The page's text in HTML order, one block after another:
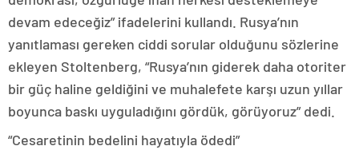
devam edeceğiz” ifadelerini kullandı. Rusya’nın
yanıtlaması gereken ciddi sorular olduğunu sözlerine
ekleyen Stoltenberg, “Rusya’nın giderek daha otoriter
bir güç haline geldiğini ve muhalefete karşı uzun yıllar
boyunca baskı uyguladığını gördük, görüyoruz” dedi.
“Cesaretinin bedelini hayatıyla ödedi”